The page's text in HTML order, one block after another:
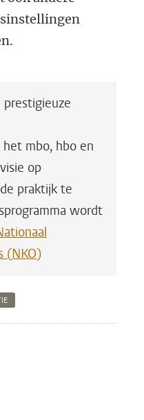
prestigieuze
mbo, hbo en
op
praktijk te
wordt
(NKO)